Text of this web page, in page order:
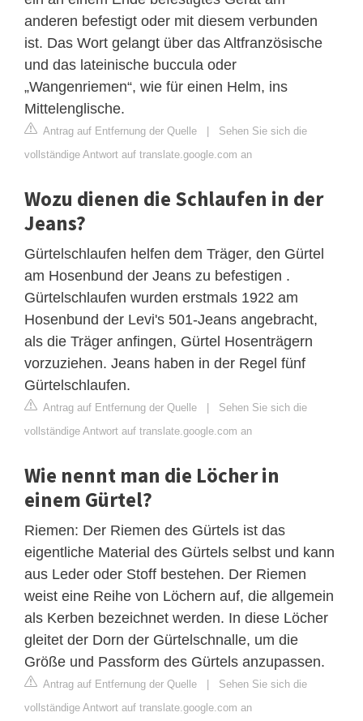
anderen befestigt oder mit diesem verbunden
ist. Das Wort gelangt über das Altfranzösische
und das lateinische buccula oder
„Wangenriemen“, wie für einen Helm, ins
Mittelenglische.
Antrag auf Entfernung der Quelle | Sehen Sie sich die
vollständige Antwort auf translate.google.com an
Wozu dienen die Schlaufen in der
Jeans?
Gürtelschlaufen helfen dem Träger, den Gürtel
am Hosenbund der Jeans zu befestigen .
Gürtelschlaufen wurden erstmals 1922 am
Hosenbund der Levi's 501-Jeans angebracht,
als die Träger anfingen, Gürtel Hosenträgern
vorzuziehen. Jeans haben in der Regel fünf
Gürtelschlaufen.
Antrag auf Entfernung der Quelle | Sehen Sie sich die
vollständige Antwort auf translate.google.com an
Wie nennt man die Löcher in
einem Gürtel?
Riemen: Der Riemen des Gürtels ist das
eigentliche Material des Gürtels selbst und kann
aus Leder oder Stoff bestehen. Der Riemen
weist eine Reihe von Löchern auf, die allgemein
als Kerben bezeichnet werden. In diese Löcher
gleitet der Dorn der Gürtelschnalle, um die
Größe und Passform des Gürtels anzupassen.
Antrag auf Entfernung der Quelle | Sehen Sie sich die
vollständige Antwort auf translate.google.com an